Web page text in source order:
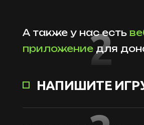
А также у нас есть
приложение для
НАПИШИТЕ
2